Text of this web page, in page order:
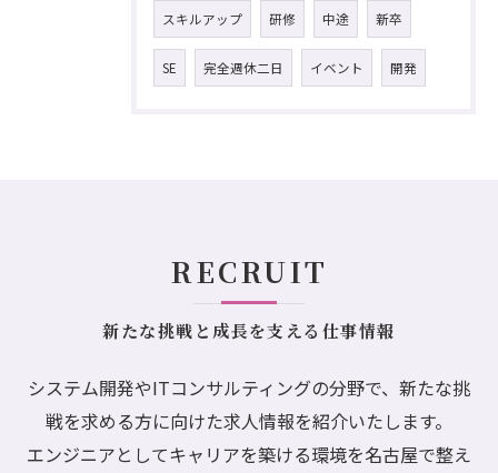
スキルアップ 研修 中途 新卒
SE 完全週休二日 イベント 開発
RECRUIT
新たな挑戦と成長を支える仕事情報
システム開発やITコンサルティングの分野で、新たな挑
戦を求める方に向けた求人情報を紹介いたします。
エンジニアとしてキャリアを築ける環境を名古屋で整え